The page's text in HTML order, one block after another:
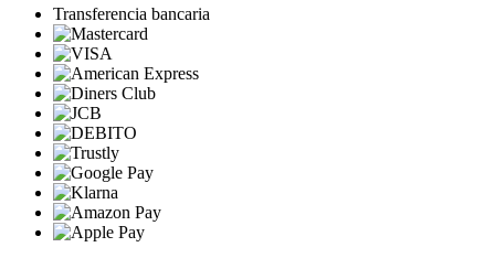
Transferencia bancaria